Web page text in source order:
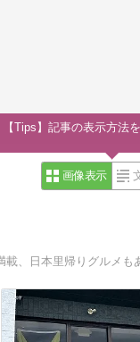
画像表示
、日本里帰りグルメも
【Tips】記事の表示方法